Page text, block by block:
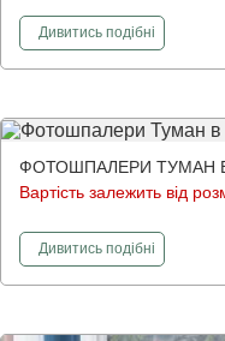
Дивитисьфотошпалери
подібні
ФОТОШПАЛЕРИ ТУМАН В
Вартість залежить від
Дивитисьфотошпалери
подібні